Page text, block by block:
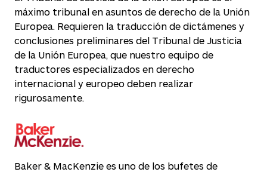
máximo tribunal en asuntos de derecho de la Unión
Europea. Requieren la traducción de dictámenes y
conclusiones preliminares del Tribunal de Justicia
de la Unión Europea, que nuestro equipo de
traductores especializados en derecho
internacional y europeo deben realizar
rigurosamente.
Baker & MacKenzie es uno de los bufetes de